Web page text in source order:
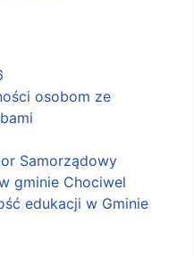
osobom ze
Samorządowy
gminie Chociwel
edukacji w Gminie